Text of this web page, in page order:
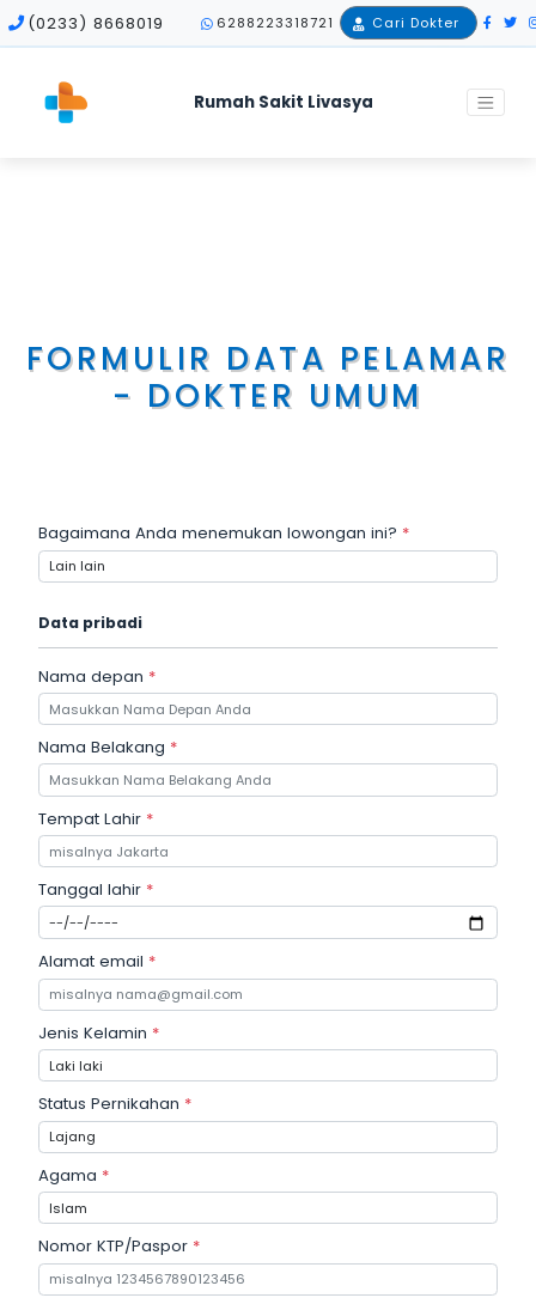
(0233) 8668019 6288223318721 Cari Dokter
Rumah Sakit Livasya
Home Career
Medis
Formulir Data Pelamar - Dokter Umum
FORMULIR DATA PELAMAR
- DOKTER UMUM
Bagaimana Anda menemukan lowongan ini? *
Data pribadi
Nama depan *
Nama Belakang *
Tempat Lahir *
Tanggal lahir *
Alamat email *
Jenis Kelamin *
Status Pernikahan *
Agama *
Nomor KTP/Paspor *